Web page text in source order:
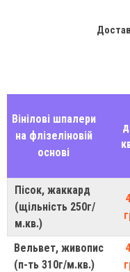
Вінілові шпалери
на флізеліновій
основі
Пісок, жаккард
(щільність 250г/
м.кв.)
Вельвет, живопис
(п-ть 310г/м.кв.)